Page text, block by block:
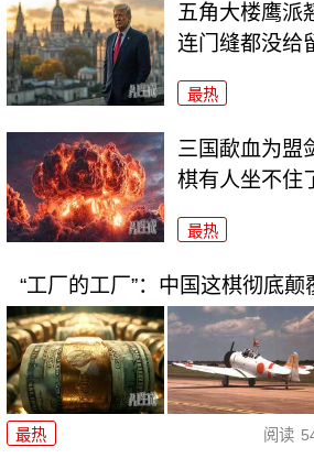
五角大楼鹰派
连门缝都没给
最热
三国歃血为盟
棋有人坐不住
最热
“工厂的工厂”：中国这棋彻底颠
最热 阅读